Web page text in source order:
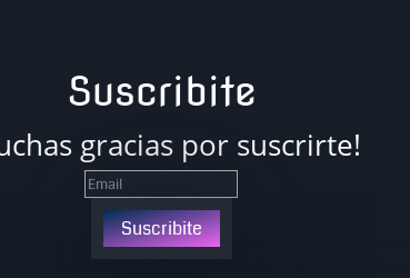
Suscribite
gracias por suscrirte!
Suscribite